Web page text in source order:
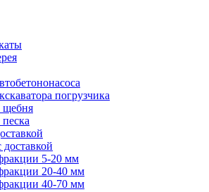
погрузчика
щебня
5-20 мм
20-40 мм
40-70 мм